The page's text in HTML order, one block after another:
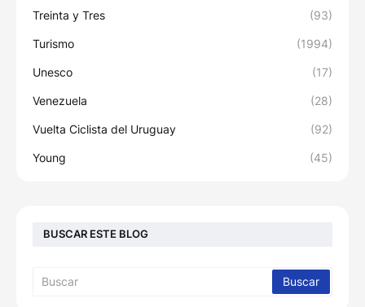
Treinta y Tres (93)
Turismo (1994)
Unesco (17)
Venezuela (28)
Vuelta Ciclista del Uruguay (92)
Young (45)
BUSCAR ESTE BLOG